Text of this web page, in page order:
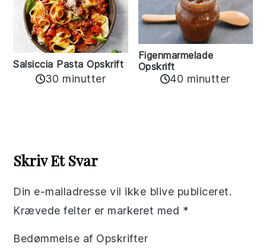
Salsiccia Pasta Opskrift
30 minutter
Figenmarmelade
Opskrift
40 minutter
Interactions
Skriv Et Svar
Din e-mailadresse vil ikke blive publiceret.
Krævede felter er markeret med *
Bedømmelse af Opskrifter